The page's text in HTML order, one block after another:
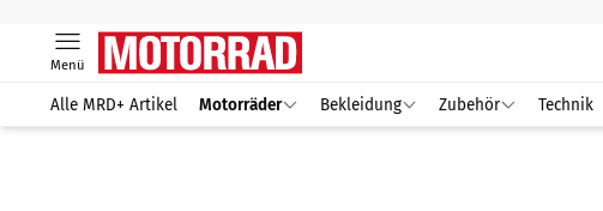
Menü
Alle MRD+ Artikel Motorräder Bekleidung Zubehör Technik